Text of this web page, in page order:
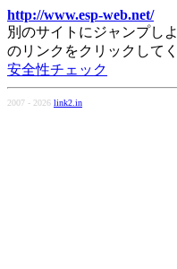
http://www.esp-web.net/
別のサイトにジャンプし
のリンクをクリックしてく
安全性チェック
2007 - 2026 link2.in